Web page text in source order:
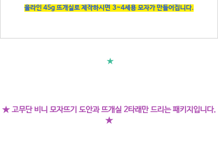
울라인 45g 뜨개실로 제작하시면 3~4세용 모자가 만들어집니다.
★
★ 고무단 비니 모자뜨기 도안과 뜨개실 2타래만 드리는 패키지입니다.
★